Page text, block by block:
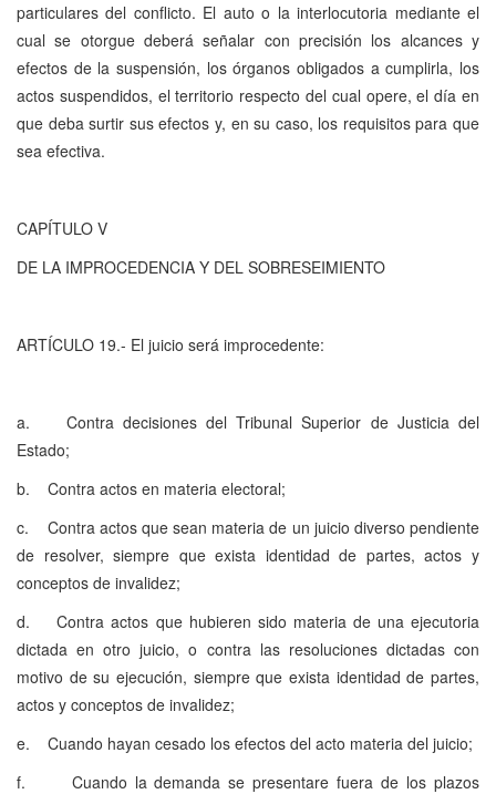
particulares del conflicto. El auto o la interlocutoria mediante el
cual se otorgue deberá señalar con precisión los alcances y
efectos de la suspensión, los órganos obligados a cumplirla, los
actos suspendidos, el territorio respecto del cual opere, el día en
que deba surtir sus efectos y, en su caso, los requisitos para que
sea efectiva.
CAPÍTULO V
DE LA IMPROCEDENCIA Y DEL SOBRESEIMIENTO
ARTÍCULO 19.- El juicio será improcedente:
a. Contra decisiones del Tribunal Superior de Justicia del
Estado;
b. Contra actos en materia electoral;
c. Contra actos que sean materia de un juicio diverso pendiente
de resolver, siempre que exista identidad de partes, actos y
conceptos de invalidez;
d. Contra actos que hubieren sido materia de una ejecutoria
dictada en otro juicio, o contra las resoluciones dictadas con
motivo de su ejecución, siempre que exista identidad de partes,
actos y conceptos de invalidez;
e. Cuando hayan cesado los efectos del acto materia del juicio;
f. Cuando la demanda se presentare fuera de los plazos